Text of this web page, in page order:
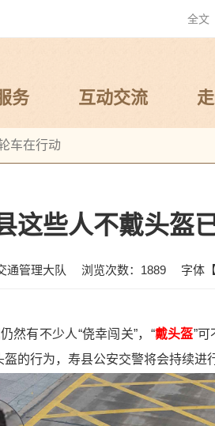
务 互动交流
车在行动
这些人不戴头盔
通管理大队 浏览次数： 1889 字体【
然有不少人“侥幸闯关”，“戴头盔”
的行为，寿县公安交警将会持续进